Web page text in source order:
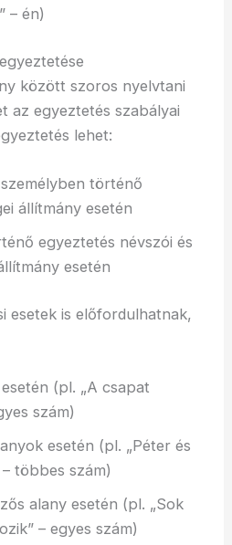
– én)
között szoros nyelvtani
az egyeztetés szabályai
lehet:
történő
állítmány esetén
egyeztetés névszói és
esetén
esetek is előfordulhatnak,
(pl. „A csapat
szám)
esetén (pl. „Péter és
többes szám)
alany esetén (pl. „Sok
– egyes szám)